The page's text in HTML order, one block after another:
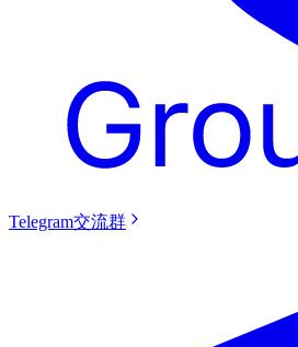
Telegram交流群